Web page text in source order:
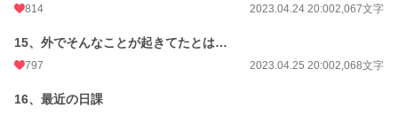
814 2023.04.24 20:002,067文字
15、外でそんなことが起きてたとは…
797 2023.04.25 20:002,068文字
16、最近の日課